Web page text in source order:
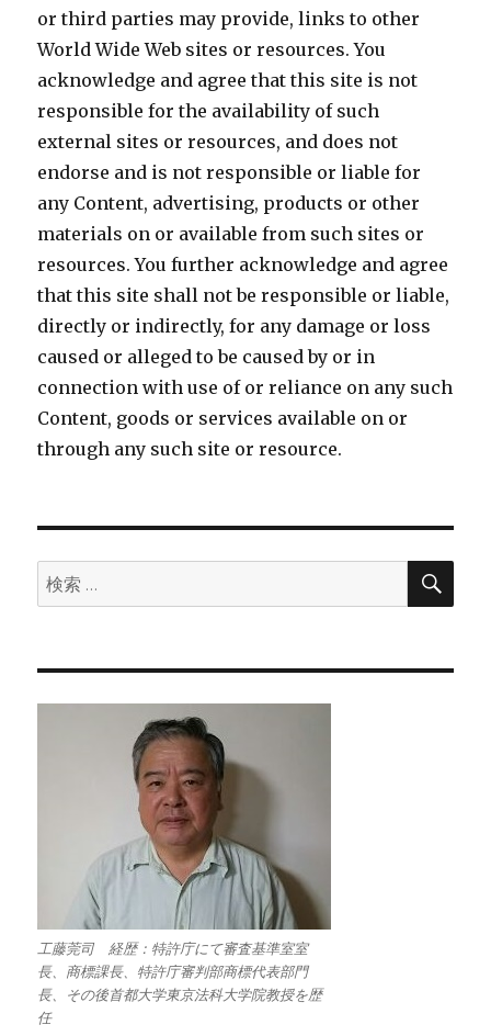
or third parties may provide, links to other
World Wide Web sites or resources. You
acknowledge and agree that this site is not
responsible for the availability of such
external sites or resources, and does not
endorse and is not responsible or liable for
any Content, advertising, products or other
materials on or available from such sites or
resources. You further acknowledge and agree
that this site shall not be responsible or liable,
directly or indirectly, for any damage or loss
caused or alleged to be caused by or in
connection with use of or reliance on any such
Content, goods or services available on or
through any such site or resource.
検
索:
検
工藤莞司 経歴：特許庁にて審査基準室室
長、商標課長、特許庁審判部商標代表部門
長、その後首都大学東京法科大学院教授を歴
任